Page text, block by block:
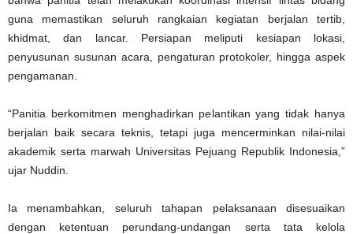
guna memastikan seluruh rangkaian kegiatan berjalan tertib,
khidmat, dan lancar. Persiapan meliputi kesiapan lokasi,
penyusunan susunan acara, pengaturan protokoler, hingga aspek
pengamanan.
“Panitia berkomitmen menghadirkan pelantikan yang tidak hanya
berjalan baik secara teknis, tetapi juga mencerminkan nilai-nilai
akademik serta marwah Universitas Pejuang Republik Indonesia,”
ujar Nuddin.
Ia menambahkan, seluruh tahapan pelaksanaan disesuaikan
dengan ketentuan perundang-undangan serta tata kelola